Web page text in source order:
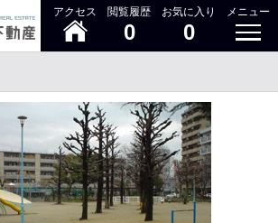
アクセス 閲覧履歴
0
お気に入り
0
メニュー